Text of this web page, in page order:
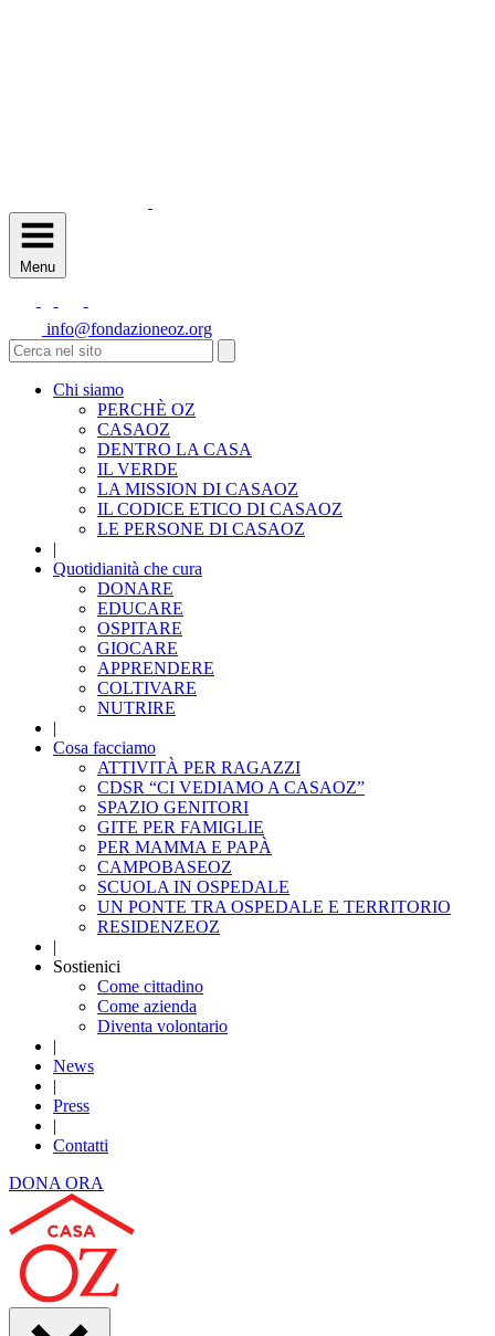
Menu
info@fondazioneoz.org
Chi siamo
PERCHÈ OZ
CASAOZ
DENTRO LA CASA
IL VERDE
LA MISSION DI CASAOZ
IL CODICE ETICO DI CASAOZ
LE PERSONE DI CASAOZ
|
Quotidianità che cura
DONARE
EDUCARE
OSPITARE
GIOCARE
APPRENDERE
COLTIVARE
NUTRIRE
|
Cosa facciamo
ATTIVITÀ PER RAGAZZI
CDSR “CI VEDIAMO A CASAOZ”
SPAZIO GENITORI
GITE PER FAMIGLIE
PER MAMMA E PAPÀ
CAMPOBASEOZ
SCUOLA IN OSPEDALE
UN PONTE TRA OSPEDALE E TERRITORIO
RESIDENZEOZ
|
Sostienici
Come cittadino
Come azienda
Diventa volontario
|
News
|
Press
|
Contatti
DONA ORA